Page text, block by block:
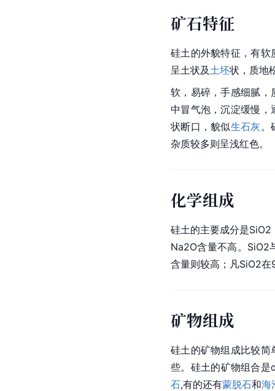
矿石特征
硅土的外貌特征，有软
呈土状及 土坯状，质地
软，易碎，手感细腻，
中冒气泡，沉淀缓慢，
状断口，貌似生石灰 。
杂质较多则呈浅红色。
化学组成
硅土的主要成分是SiO2
Na2O含量不高。SiO2
含量则较高；凡SiO2
矿物组成
硅土的矿物组成比较简
些。硅土的矿物组合
石,有的还有蒙脱石和海